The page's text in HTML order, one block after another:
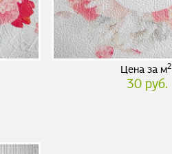
Цена за м2
30 руб.